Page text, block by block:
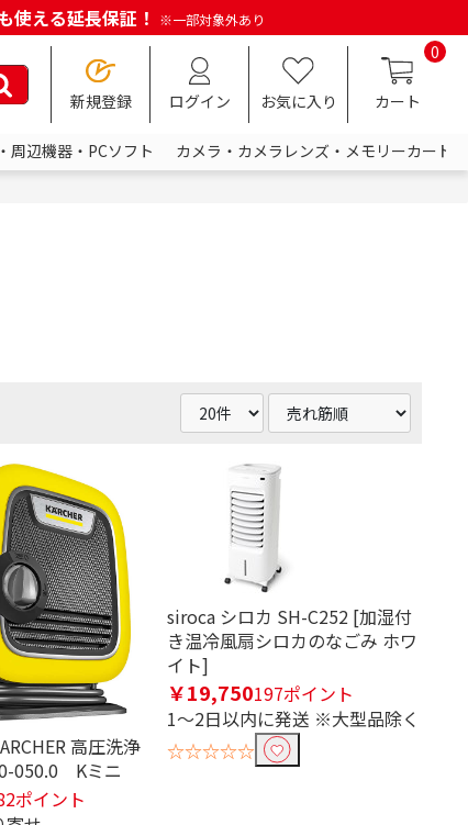
使える延長保証！ ※一部対象外あり
新規登録 ログイン お気に入り
0
カート
周辺機器・PCソフト
カメラ・カメラレンズ・メモリーカード
高圧洗浄
050.0 Kミニ
ポイント
siroca シロカ SH-C252 [加湿付
き温冷風扇シロカのなごみ ホワ
イト]
￥19,750197ポイント
1～2日以内に発送 ※大型品除く
☆☆☆☆☆